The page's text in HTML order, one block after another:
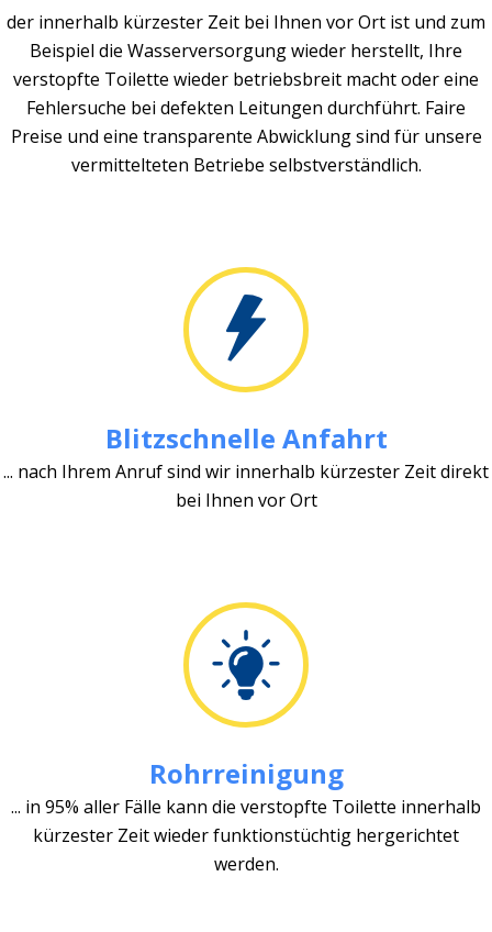
der innerhalb kürzester Zeit bei Ihnen vor Ort ist und zum
Beispiel die Wasserversorgung wieder herstellt, Ihre
verstopfte Toilette wieder betriebsbreit macht oder eine
Fehlersuche bei defekten Leitungen durchführt. Faire
Preise und eine transparente Abwicklung sind für unsere
vermittelteten Betriebe selbstverständlich.
Blitzschnelle Anfahrt
... nach Ihrem Anruf sind wir innerhalb kürzester Zeit direkt
bei Ihnen vor Ort
Rohrreinigung
... in 95% aller Fälle kann die verstopfte Toilette innerhalb
kürzester Zeit wieder funktionstüchtig hergerichtet
werden.